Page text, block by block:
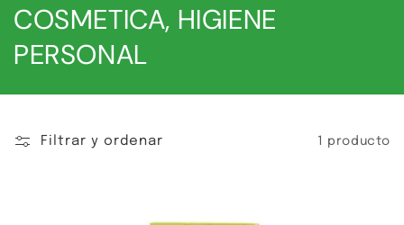
C
o
l
c
COSMETICA, HIGIENE
PERSONAL
Filtrar y ordenar 1 producto